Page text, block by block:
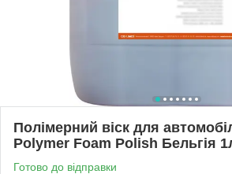
Полімерний віск для
Polymer Foam Polish Бельгія
Готово до відправки